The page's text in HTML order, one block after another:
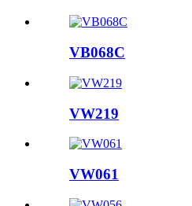
VB068C
VW219
VW061